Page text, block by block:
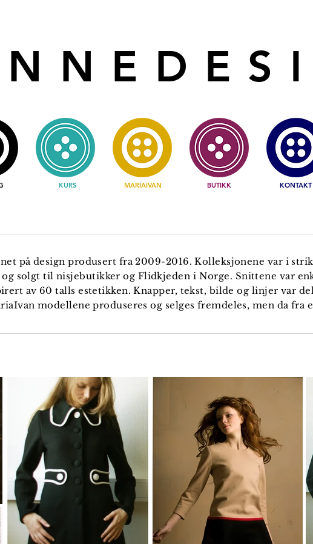
KURS MARIAIVAN BUTIKK KONTAKT
på design produsert fra 2009-2016. Kolleksjonene var i
solgt til nisjebutikker og Flidkjeden i Norge. Snittene var
av 60 talls estetikken. Knapper, tekst, bilde og linjer var
modellene produseres og selges fremdeles, men da fra